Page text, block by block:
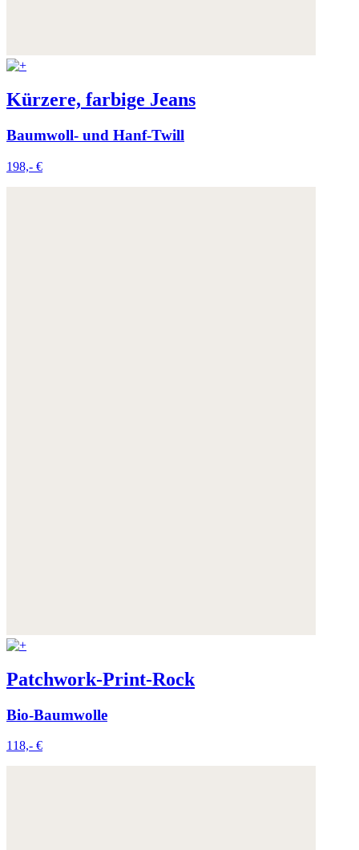
Kürzere, farbige Jeans
Baumwoll- und Hanf-Twill
198,- €
Patchwork-Print-Rock
Bio-Baumwolle
118,- €